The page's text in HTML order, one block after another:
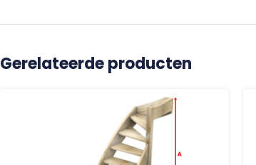
Gerelateerde producten